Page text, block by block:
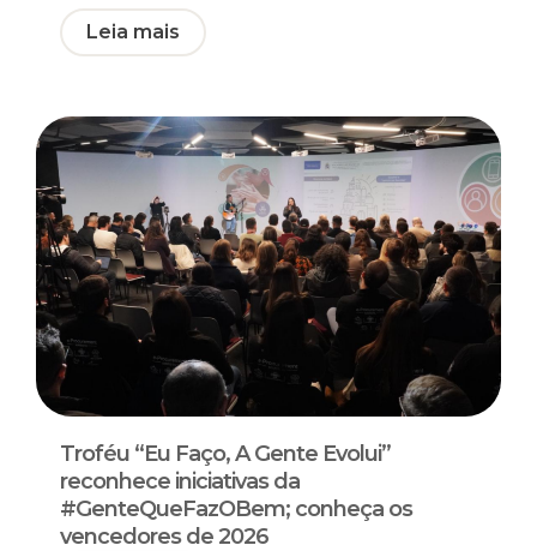
Leia mais
Troféu “Eu Faço, A Gente Evolui”
reconhece iniciativas da
#GenteQueFazOBem; conheça os
vencedores de 2026